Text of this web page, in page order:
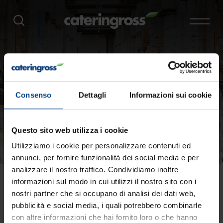
Consenso Dettagli Informazioni sui cookie
Questo sito web utilizza i cookie
Utilizziamo i cookie per personalizzare contenuti ed
annunci, per fornire funzionalità dei social media e per
analizzare il nostro traffico. Condividiamo inoltre
informazioni sul modo in cui utilizzi il nostro sito con i
nostri partner che si occupano di analisi dei dati web,
pubblicità e social media, i quali potrebbero combinarle
con altre informazioni che hai fornito loro o che hanno
Facebook